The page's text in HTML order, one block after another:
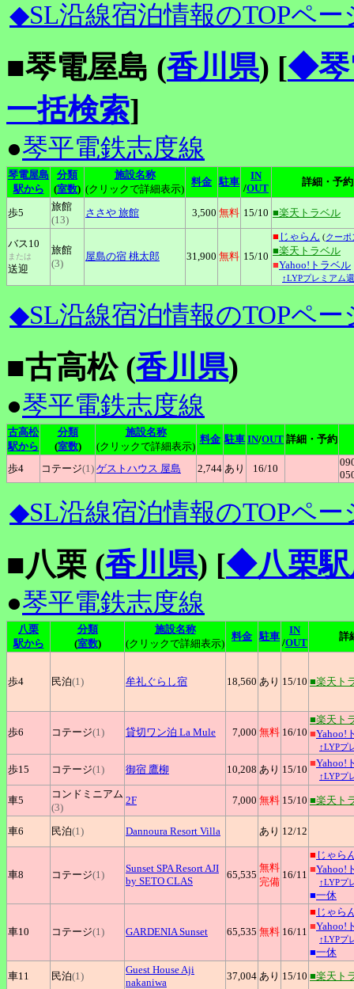
◆SL沿線宿泊情報のTOPペー
■琴電屋島 (香川県) [◆琴
一括検索]
●琴平電鉄志度線
琴電屋島
駅から
分類
(室数)
施設名称
(クリックで詳細表示)
料金 駐車
IN
/OUT
詳細・予約
歩5
旅館
(13)
ささや 旅館 3,500 無料 15/10 ■楽天トラベル
バス10
または
送迎
旅館
(3)
屋島の宿 桃太郎 31,900 無料 15/10
■ じゃらん (クーポ
■楽天トラベル
■Yahoo!トラベル
↑LYPプレミアム
◆SL沿線宿泊情報のTOPペー
■古高松 (香川県)
●琴平電鉄志度線
古高松
駅から
分類
(室数)
施設名称
(クリックで詳細表示)
料金 駐車 IN/OUT 詳細・予約
歩4 コテージ(1) ゲストハウス 屋島 2,744 あり 16/10
◆SL沿線宿泊情報のTOPペー
■八栗 (香川県) [◆八栗駅
●琴平電鉄志度線
八栗
駅から
分類
(室数)
施設名称
(クリックで詳細表示)
料金 駐車
IN
/OUT
詳
歩4 民泊(1) 牟礼ぐらし宿 18,560 あり 15/10 ■楽天ト
歩6 コテージ(1) 貸切ワン泊 La Mule 7,000 無料 16/10
■楽天ト
■Yahoo!
↑LYPプ
歩15 コテージ(1) 御宿 鷹柳 10,208 あり 15/10
■Yahoo!
↑LYPプ
車5
コンドミニアム
(3)
2F 7,000 無料 15/10 ■楽天ト
車6 民泊(1) Dannoura Resort Villa あり 12/12
車8 コテージ(1)
Sunset SPA Resort AJI
by SETO CLAS
65,535
無料
完備
16/11
■ じゃら
■Yahoo!
↑LYPプ
■一休
車10 コテージ(1) GARDENIASunset 65,535 無料 16/11
■ じゃら
■Yahoo!
↑LYPプ
■一休
車11
民泊(1)
Guest House Aji
nakaniwa
37,004 あり 15/10 ■楽天ト